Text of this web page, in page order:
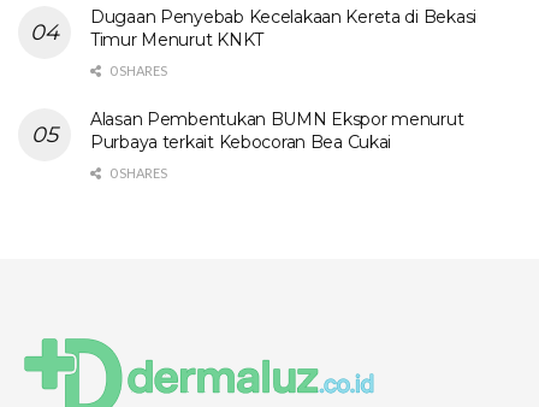
Dugaan Penyebab Kecelakaan Kereta di Bekasi
Timur Menurut KNKT
0 SHARES
Alasan Pembentukan BUMN Ekspor menurut
Purbaya terkait Kebocoran Bea Cukai
0 SHARES